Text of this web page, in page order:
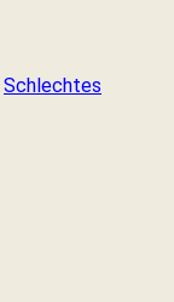
Schlechtes